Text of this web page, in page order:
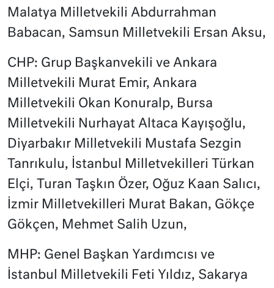
Malatya Milletvekili Abdurrahman
Babacan, Samsun Milletvekili Ersan Aksu,
CHP: Grup Başkanvekili ve Ankara
Milletvekili Murat Emir, Ankara
Milletvekili Okan Konuralp, Bursa
Milletvekili Nurhayat Altaca Kayışoğlu,
Diyarbakır Milletvekili Mustafa Sezgin
Tanrıkulu, İstanbul Milletvekilleri Türkan
Elçi, Turan Taşkın Özer, Oğuz Kaan Salıcı,
İzmir Milletvekilleri Murat Bakan, Gökçe
Gökçen, Mehmet Salih Uzun,
MHP: Genel Başkan Yardımcısı ve
İstanbul Milletvekili Feti Yıldız, Sakarya